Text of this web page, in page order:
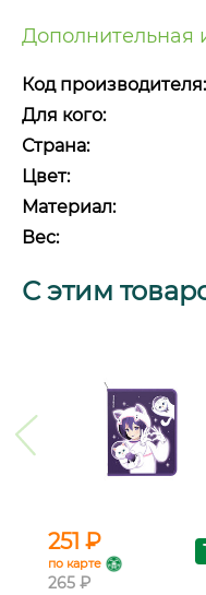
Дополнительная
Код производителя:
Для кого:
Страна:
Цвет:
Материал:
Вес:
С этим
251 ₽
по карте
265 ₽